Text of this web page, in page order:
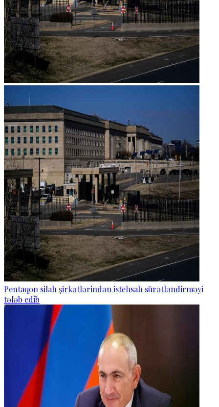
Pentaqon silah şirkətlərindən istehsalı sürətləndirməyi
tələb edib